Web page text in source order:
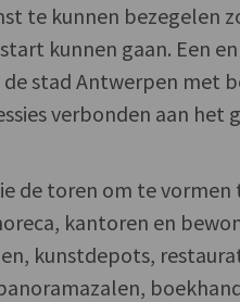
te kunnen bezegelen
kunnen gaan. Een
stad Antwerpen met
verbonden aan het
de toren om te
kantoren en
kunstdepots,